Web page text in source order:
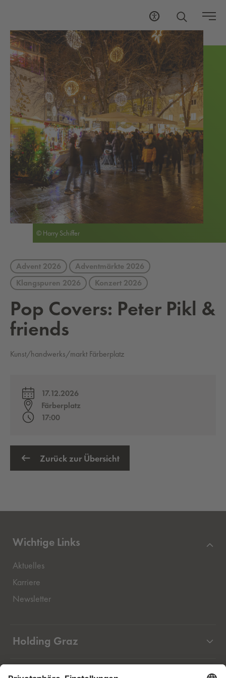
Advent 2026
Adventmärkte 2026
Klangspuren 2026
Konzert 2026
Pop Co­vers: Peter Pikl &
fri­ends
Kunst/handwerks/markt Färberplatz
17.12.2026
Färberplatz
17:00
© Harry Schiffer
Zurück zur Übersicht
Wichtige Links
Aktuelles
Karriere
Newsletter
Holding Graz
Unternehmen
Rechtliches